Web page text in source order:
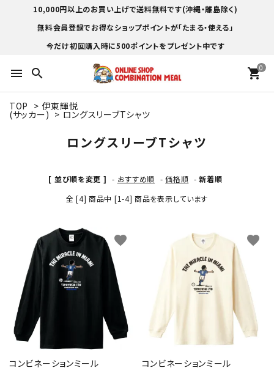
10,000円以上のお買い上げで送料無料です(沖縄・離島除く)
無料会員登録でお得なショップポイントが「たまる・使える」
今だけ初回購入時に500ポイントをプレゼント中です
menu search 0
shopping_cart
TOP > 伊東輝悦
(サッカー) > ロングスリーブTシャツ
ロングスリーブTシャツ
[ 並び順を変更 ] - おすすめ順 -価格順 -新着順
全 [4] 商品中 [1-4] 商品を表示しています
コンビネーションミール
favorite
コンビネーションミール
favorite